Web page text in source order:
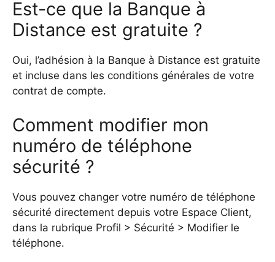
Est-ce que la Banque à
Distance est gratuite ?
Oui, l’adhésion à la Banque à Distance est gratuite
et incluse dans les conditions générales de votre
contrat de compte.
Comment modifier mon
numéro de téléphone
sécurité ?
Vous pouvez changer votre numéro de téléphone
sécurité directement depuis votre Espace Client,
dans la rubrique Profil > Sécurité > Modifier le
téléphone.